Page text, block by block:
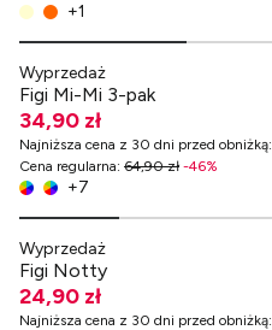
+1
Wyprzedaż
Figi Mi-Mi 3-pak
34,90 zł
Najniższa cena z 30 dni przed obniżką:
Cena regularna: 64,90 zł -46%
+7
-70% przy zakupach za min. 349 zł
Wyprzedaż
Figi Notty
24,90 zł
Najniższa cena z 30 dni przed obniżką: